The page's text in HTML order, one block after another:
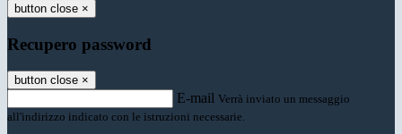
button close ×
Recupero password
button close ×
E-mail Verrà inviato un messaggio
all'indirizzo indicato con le istruzioni necessarie.